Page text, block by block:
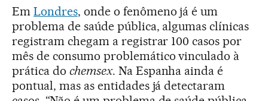
Em Londres, onde o fenômeno já é um
problema de saúde pública, algumas clínicas
registram chegam a registrar 100 casos por
mês de consumo problemático vinculado à
prática do chemsex. Na Espanha ainda é
pontual, mas as entidades já detectaram